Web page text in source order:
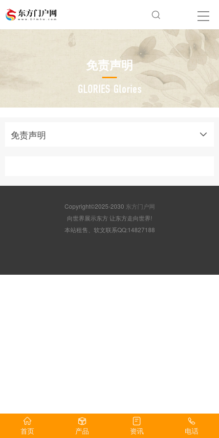
免责声明
GLORIES Glories
免责声明
Copyright©2025-2030 东方门户网
向世界展示东方 让东方走向世界!
本站租售、软文联系QQ:14827188
首页 产品 资讯 电话